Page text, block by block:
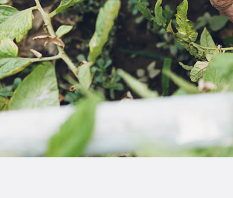
Derecho